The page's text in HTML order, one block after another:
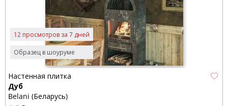
Образец в шоуруме
12 просмотров за 7 дней
Настенная плитка
Дуб
Belani (Беларусь)